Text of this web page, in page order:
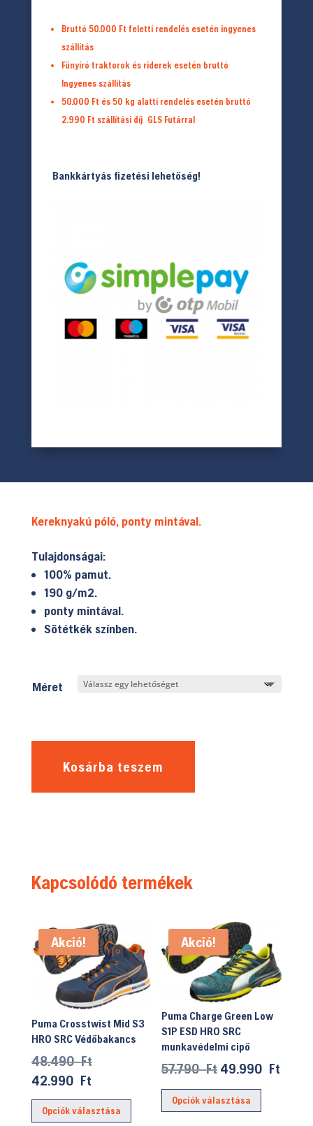
Bruttó 50.000 Ft feletti rendelés esetén ingyenes
szállítás
Fűnyíró traktorok és riderek esetén bruttó
Ingyenes szállítás
50.000 Ft és 50 kg alatti rendelés esetén bruttó
2.990 Ft szállítási díj GLS Futárral
Bankkártyás fizetési lehetőség!
Kereknyakú póló, ponty mintával.
Tulajdonságai:
100% pamut.
190 g/m2.
ponty mintával.
Sötétkék színben.
Méret
Kosárba teszem
Kapcsolódó termékek
Akció!
Puma Crosstwist Mid S3
HRO SRC Védőbakancs
48.490FtOriginal
was:
48.490 Ft.
42.990 FtCurrent
price
is:
Opciók választása
Ennek
Akció!
Puma Charge Green Low
S1P ESD HRO SRC
munkavédelmi cipő
57.790Ft Original
price
was:
49.990 Ft
Opciók választása
Ennek